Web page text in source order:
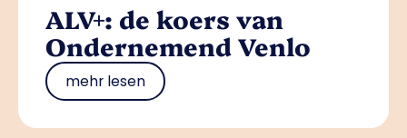
ALV+: de koers van
Ondernemend Venlo
mehr lesen